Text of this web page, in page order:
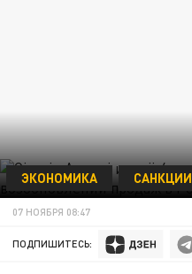
ЭКОНОМИКА САНКЦИИ
07 НОЯБРЯ 08:47
ПОДПИШИТЕСЬ: